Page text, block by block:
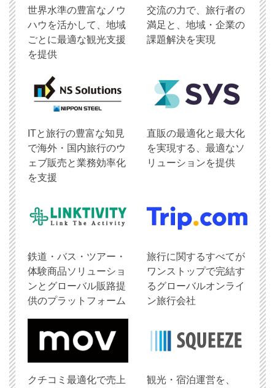
世界水準の豊富なノウ
ハウを活かして、地域
ごとに最適な観光支援
を提供
交流の力で、旅行者の
満足と、地域・企業の
課題解決を実現
ITと旅行の豊富な知見
で海外・国内旅行のウ
ェブ販売と業務効率化
を支援
直販の最適化と最大化
を実現する、最適なソ
リューションを提供
鉄道・バス・ツアー・
体験商品ソリューショ
ンとグローバル販路提
供のプラットフォーム
旅行に関するすべてが
ワンストップで完結す
るグローバルオンライ
ン旅行会社
クチコミ最適化で売上 観光・宿泊運営を、